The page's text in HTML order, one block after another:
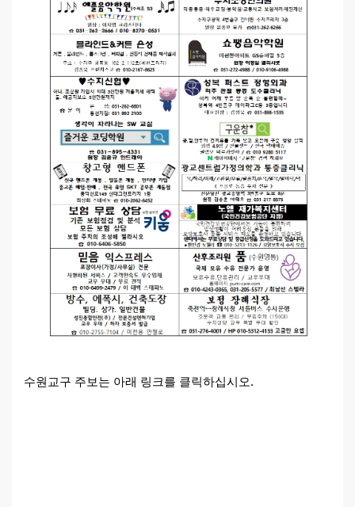
수원교구 주보는 아래 링크를 클릭하십시오.